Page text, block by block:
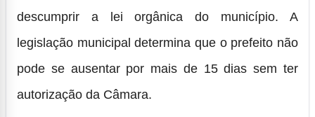
descumprir a lei orgânica do município. A
legislação municipal determina que o prefeito não
pode se ausentar por mais de 15 dias sem ter
autorização da Câmara.